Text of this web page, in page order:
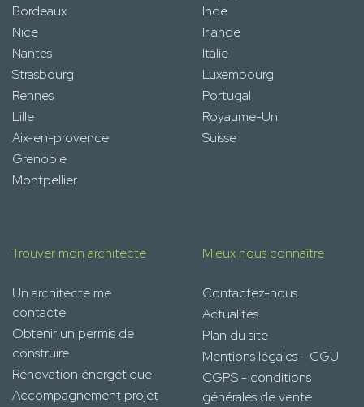
Bordeaux
Nice
Nantes
Strasbourg
Rennes
Lille
Aix-en-provence
Grenoble
Montpellier
Inde
Irlande
Italie
Luxembourg
Portugal
Royaume-Uni
Suisse
Trouver mon architecte
Un architecte me
contacte
Obtenir un permis de
construire
Rénovation énergétique
Accompagnement projet
Mieux nous connaître
Contactez-nous
Actualités
Plan du site
Mentions légales - CGU
CGPS - conditions
générales de vente